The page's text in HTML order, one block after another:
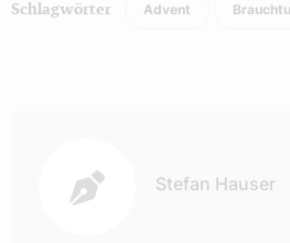
Schlagwörter Advent
Stefan Hauser